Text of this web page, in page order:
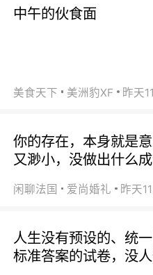
中午的伙食面
美食天下 美洲豹XF 昨天
你的存在，本身就是
又渺小，没做出什么
闲聊法国 爱尚婚礼 昨天
人生没有预设的、统
标准答案的试卷，没